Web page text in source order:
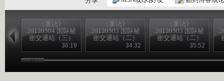
《重访》
20120504 国际秘
密交通站（三）
36:19
《重访》
20120503 国际秘
密交通站（二）
34:32
《重访》
20120503 国际秘
密交通站（二）
35:52